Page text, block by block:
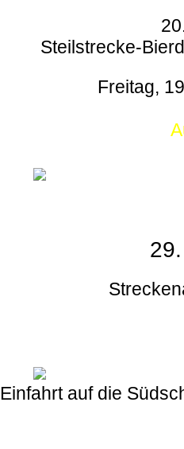
Steilstrecke-
Freitag,
Einfahrt auf die